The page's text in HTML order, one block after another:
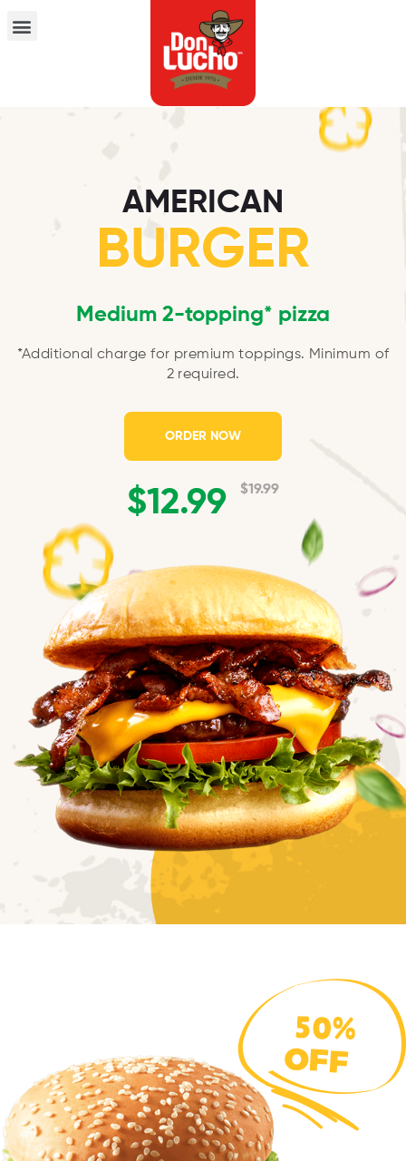
AMERICAN
BURGER
Medium 2-topping* pizza
*Additional charge for premium toppings. Minimum of
2 required.
ORDER NOW
$12.99 $19.99